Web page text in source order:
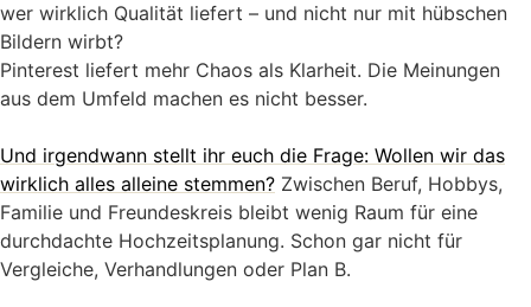
wer wirklich Qualität liefert – und nicht nur mit hübschen
Bildern wirbt?
Pinterest liefert mehr Chaos als Klarheit. Die Meinungen
aus dem Umfeld machen es nicht besser.
Und irgendwann stellt ihr euch die Frage: Wollen wir das
wirklich alles alleine stemmen? Zwischen Beruf, Hobbys,
Familie und Freundeskreis bleibt wenig Raum für eine
durchdachte Hochzeitsplanung. Schon gar nicht für
Vergleiche, Verhandlungen oder Plan B.